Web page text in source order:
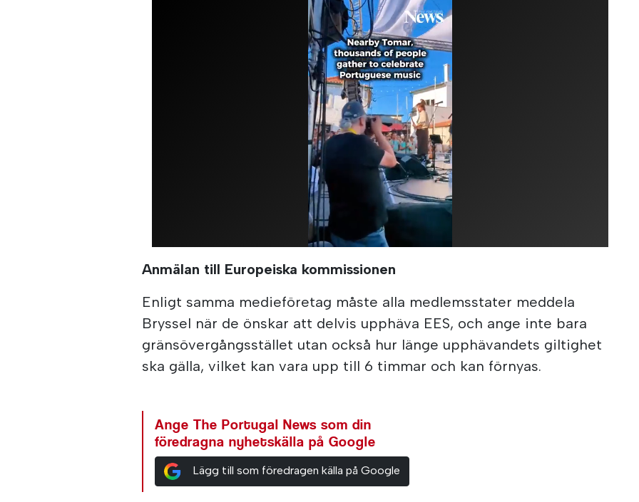
Anmälan till Europeiska kommissionen
Enligt samma medieföretag måste alla medlemsstater meddela
Bryssel när de önskar att delvis upphäva EES, och ange inte bara
gränsövergångsstället utan också hur länge upphävandets giltighet
ska gälla, vilket kan vara upp till 6 timmar och kan förnyas.
Ange The Portugal News som din
föredragna nyhetskälla på Google
Lägg till som föredragen källa på Google